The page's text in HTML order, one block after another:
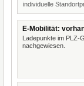
individuelle
E-Mobilität:
Ladepunkte im PLZ-
nachgewiesen.